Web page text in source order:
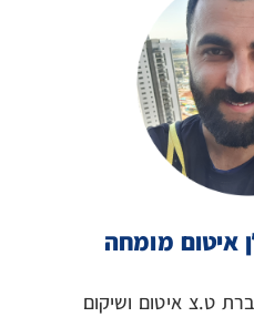
איטום מומחה
ט.צ איטום ושיקום